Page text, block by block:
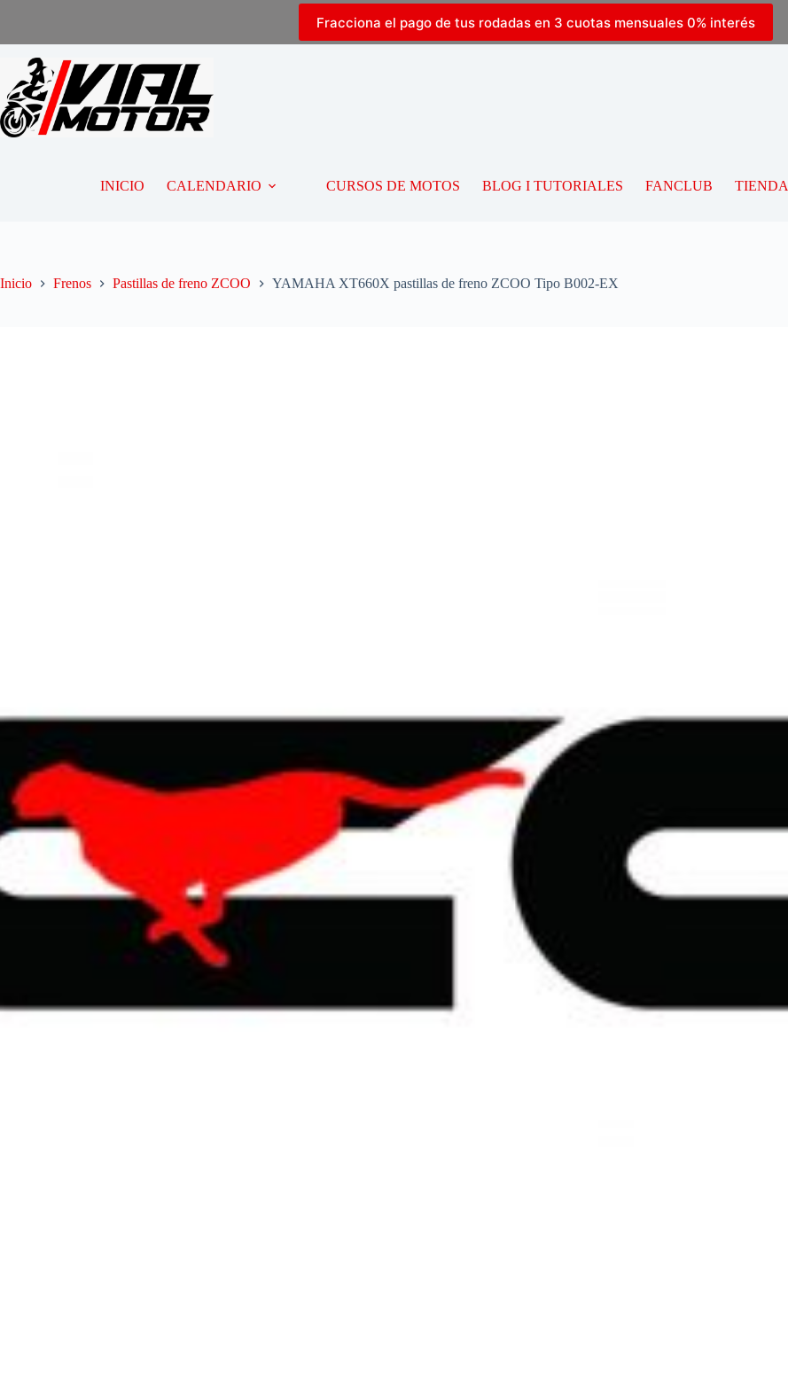
Fracciona el pago de tus rodadas en 3 cuotas mensuales 0% interés
INICIO CALENDARIO CURSOS DE MOTOS BLOG I TUTORIALES FANCLUB TIENDA
Inicio Frenos Pastillas de freno ZCOO YAMAHA XT660X pastillas de freno ZCOO Tipo B002-EX